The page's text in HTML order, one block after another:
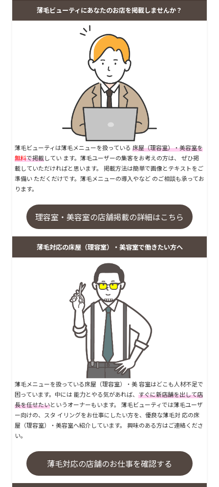
薄毛ビューティにあなたのお店を掲載しませんか？
薄毛ビューティは薄毛メニューを扱っている 床屋（理容室）・美容室を
無料で掲載してい ます。薄毛ユーザーの集客をお考えの方は、 ぜひ掲
載していただければと思います。 掲載方法は簡単で画像とテキストをご
準備い ただくだけです。薄毛メニューの導入やなど のご相談も承ってお
ります。
理容室・美容室の店舗掲載の詳細はこちら
薄毛対応の床屋（理容室）・美容室で働きたい方へ
薄毛メニューを扱っている床屋（理容室）・美 容室はどこも人材不足で
困っています。中には 能力とやる気があれば、 すぐに新店舗を出して店
長を任せたいというオーナーもいます。 薄毛ビューティでは薄毛ユーザ
ー向けの、スタ イリングをお仕事にしたい方を、優良な薄毛対 応の床
屋（理容室）・美容室へ紹介しています。 興味のある方はご連絡くださ
い。
薄毛対応の店舗のお仕事を確認する